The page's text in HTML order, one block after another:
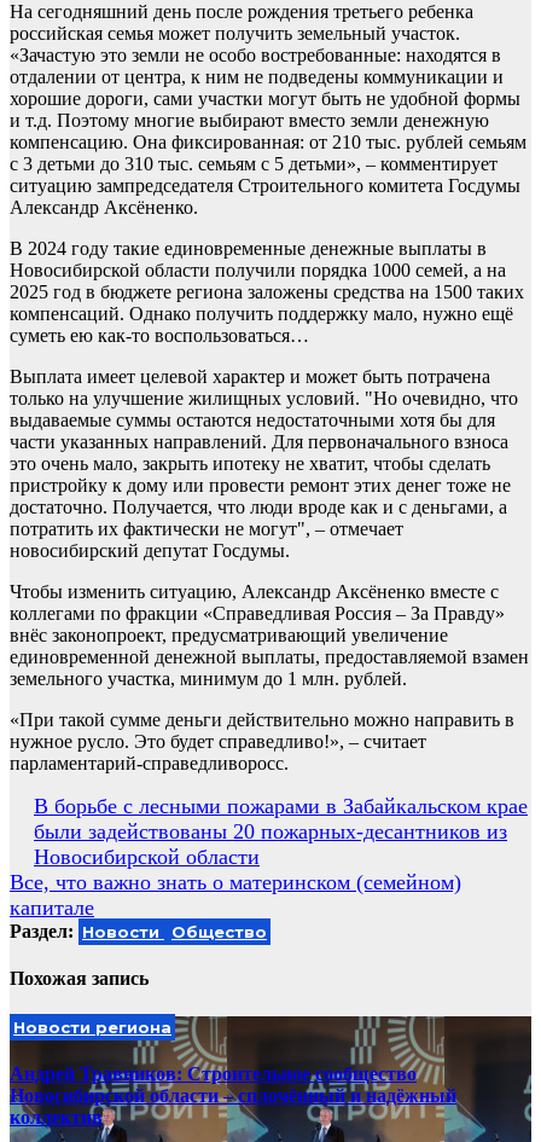
На сегодняшний день после рождения третьего ребенка
российская семья может получить земельный участок.
«Зачастую это земли не особо востребованные: находятся в
отдалении от центра, к ним не подведены коммуникации и
хорошие дороги, сами участки могут быть не удобной формы
и т.д. Поэтому многие выбирают вместо земли денежную
компенсацию. Она фиксированная: от 210 тыс. рублей семьям
с 3 детьми до 310 тыс. семьям с 5 детьми», – комментирует
ситуацию зампредседателя Строительного комитета Госдумы
Александр Аксёненко.
В 2024 году такие единовременные денежные выплаты в
Новосибирской области получили порядка 1000 семей, а на
2025 год в бюджете региона заложены средства на 1500 таких
компенсаций. Однако получить поддержку мало, нужно ещё
суметь ею как-то воспользоваться…
Выплата имеет целевой характер и может быть потрачена
только на улучшение жилищных условий. "Но очевидно, что
выдаваемые суммы остаются недостаточными хотя бы для
части указанных направлений. Для первоначального взноса
это очень мало, закрыть ипотеку не хватит, чтобы сделать
пристройку к дому или провести ремонт этих денег тоже не
достаточно. Получается, что люди вроде как и с деньгами, а
потратить их фактически не могут", – отмечает
новосибирский депутат Госдумы.
Чтобы изменить ситуацию, Александр Аксёненко вместе с
коллегами по фракции «Справедливая Россия – За Правду»
внёс законопроект, предусматривающий увеличение
единовременной денежной выплаты, предоставляемой взамен
земельного участка, минимум до 1 млн. рублей.
«При такой сумме деньги действительно можно направить в
нужное русло. Это будет справедливо!», – считает
парламентарий-справедливоросс.
Навигация
по
записям
В борьбе с лесными пожарами в Забайкальском крае
были задействованы 20 пожарных-десантников из
Новосибирской области
Все, что важно знать о материнском (семейном)
капитале
Раздел: Новости Общество
Похожая запись
Новости региона
Андрей Травников: Строительное сообщество
Новосибирской области – сплочённый и надёжный
коллектив